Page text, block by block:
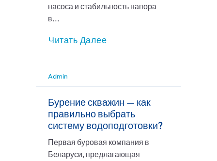
насоса и стабильность напора
в...
Читать Далее
Admin
Бурение скважин — как
правильно выбрать
систему водоподготовки?
Первая буровая компания в
Беларуси, предлагающая